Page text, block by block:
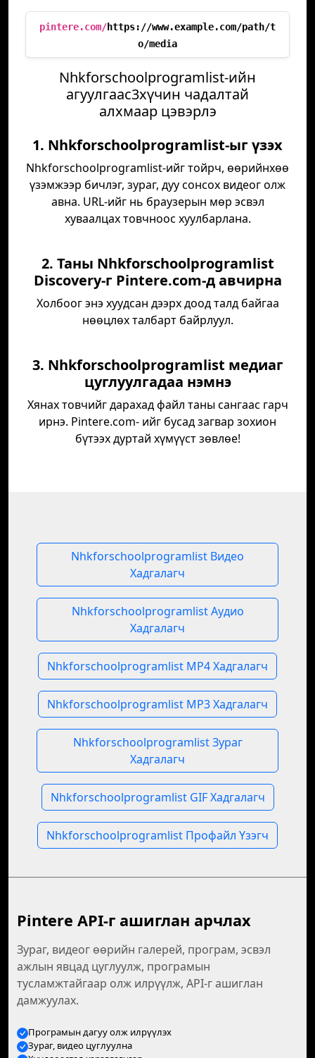
pintere.com/https://www.example.com/path/t
o/media
Nhkforschoolprogramlist-ийн
агуулгаас3хүчин чадалтай
алхмаар цэвэрлэ
1. Nhkforschoolprogramlist-ыг үзэх
Nhkforschoolprogramlist-ийг тойрч, өөрийнхөө
үзэмжээр бичлэг, зураг, дуу сонсох видеог олж
авна. URL-ийг нь браузерын мөр эсвэл
хуваалцах товчноос хуулбарлана.
2. Таны Nhkforschoolprogramlist
Discovery-г Pintere.com-д авчирна
Холбоог энэ хуудсан дээрх доод талд байгаа
нөөцлөх талбарт байрлуул.
3. Nhkforschoolprogramlist медиаг
цуглуулгадаа нэмнэ
Хянах товчийг дарахад файл таны сангаас гарч
ирнэ. Pintere.com- ийг бусад загвар зохион
бүтээх дуртай хүмүүст зөвлөе!
Nhkforschoolprogramlist Видео
Хадгалагч
Nhkforschoolprogramlist Аудио
Хадгалагч
Nhkforschoolprogramlist MP4 Хадгалагч
Nhkforschoolprogramlist MP3 Хадгалагч
Nhkforschoolprogramlist Зураг
Хадгалагч
Nhkforschoolprogramlist GIF Хадгалагч
Nhkforschoolprogramlist Профайл Үзэгч
Pintere API-г ашиглан арчлах
Зураг, видеог өөрийн галерей, програм, эсвэл
ажлын явцад цуглуулж, програмын
тусламжтайгаар олж илрүүлж, API-г ашиглан
дамжуулах.
Програмын дагуу олж илрүүлэх
Зураг, видео цуглуулна